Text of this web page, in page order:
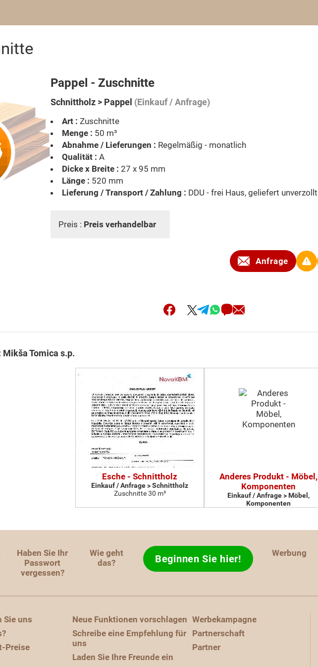
Pappel - Zuschnitte
Schnittholz > Pappel (Einkauf / Anfrage)
Art : Zuschnitte
Menge : 50 m³
Abnahme / Lieferungen : Regelmäßig - monatlich
Qualität : A
Dicke x Breite : 27 x 95 mm
Länge : 520 mm
Lieferung / Transport / Zahlung : DDU - frei Haus, geliefert unverzollt
Preis : Preis verhandelbar
Anfrage
Tomica s.p.
Esche - Schnittholz
Einkauf / Anfrage > Schnittholz
Zuschnitte 30 m³
Anderes Produkt - Möbel,
Komponenten
Einkauf / Anfrage > Möbel,
Komponenten
Haben Sie Ihr
Passwort
vergessen?
Wie geht
das?
Beginnen Sie hier! Werbung
Sie uns
Preise
Neue Funktionen vorschlagen
Schreibe eine Empfehlung für
uns
Laden Sie Ihre Freunde ein
Werbekampagne
Partnerschaft
Partner